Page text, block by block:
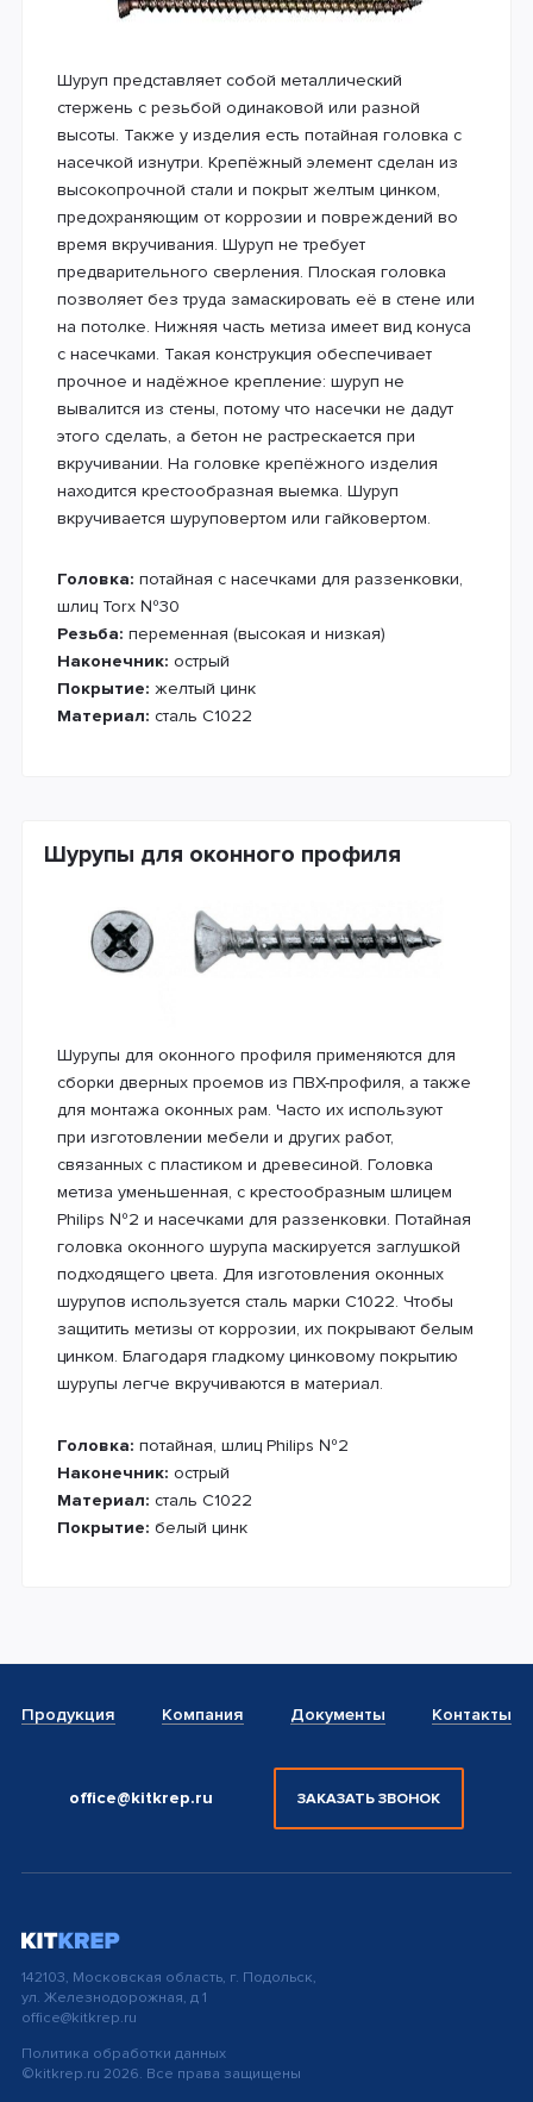
Шуруп представляет собой металлический
стержень с резьбой одинаковой или разной
высоты. Также у изделия есть потайная головка с
насечкой изнутри. Крепёжный элемент сделан из
высокопрочной стали и покрыт желтым цинком,
предохраняющим от коррозии и повреждений во
время вкручивания. Шуруп не требует
предварительного сверления. Плоская головка
позволяет без труда замаскировать её в стене или
на потолке. Нижняя часть метиза имеет вид конуса
с насечками. Такая конструкция обеспечивает
прочное и надёжное крепление: шуруп не
вывалится из стены, потому что насечки не дадут
этого сделать, а бетон не растрескается при
вкручивании. На головке крепёжного изделия
находится крестообразная выемка. Шуруп
вкручивается шуруповертом или гайковертом.
Головка:потайная с насечками для раззенковки,
шлиц Torx №30
Резьба:переменная (высокая и низкая)
Наконечник:острый
Покрытие:желтый цинк
Материал:сталь С1022
Шурупы для оконного профиля
Шурупы для оконного профиля применяются для
сборки дверных проемов из ПВХ-профиля, а также
для монтажа оконных рам. Часто их используют
при изготовлении мебели и других работ,
связанных с пластиком и древесиной. Головка
метиза уменьшенная, с крестообразным шлицем
Philips №2 и насечками для раззенковки. Потайная
головка оконного шурупа маскируется заглушкой
подходящего цвета. Для изготовления оконных
шурупов используется сталь марки С1022. Чтобы
защитить метизы от коррозии, их покрывают белым
цинком. Благодаря гладкому цинковому покрытию
шурупы легче вкручиваются в материал.
Головка:потайная, шлиц Philips №2
Наконечник:острый
Материал:сталь С1022
Покрытие:белый цинк
Продукция Компания Документы Контакты
office@kitkrep.ru ЗАКАЗАТЬ ЗВОНОК
142103, Московская область, г. Подольск,
ул. Железнодорожная, д 1
office@kitkrep.ru
Политика обработки данных
©kitkrep.ru 2026. Все права защищены